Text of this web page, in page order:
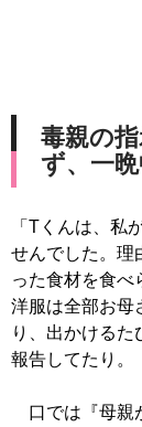
毒親の
ず、一
「Tくんは、私
せんでした。理
った食材を食べ
洋服は全部お母
り、出かける
報告してたり。
口では『母親